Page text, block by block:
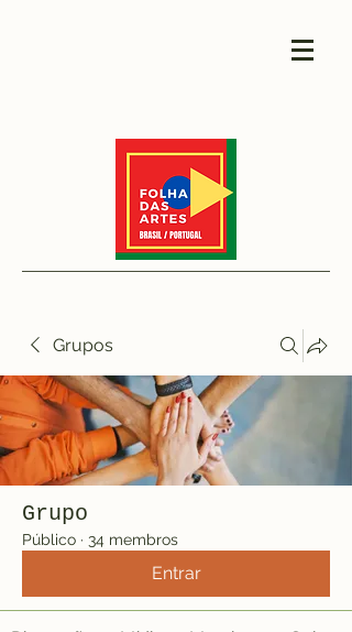
Grupos
Grupo
Público · 34 membros
Entrar